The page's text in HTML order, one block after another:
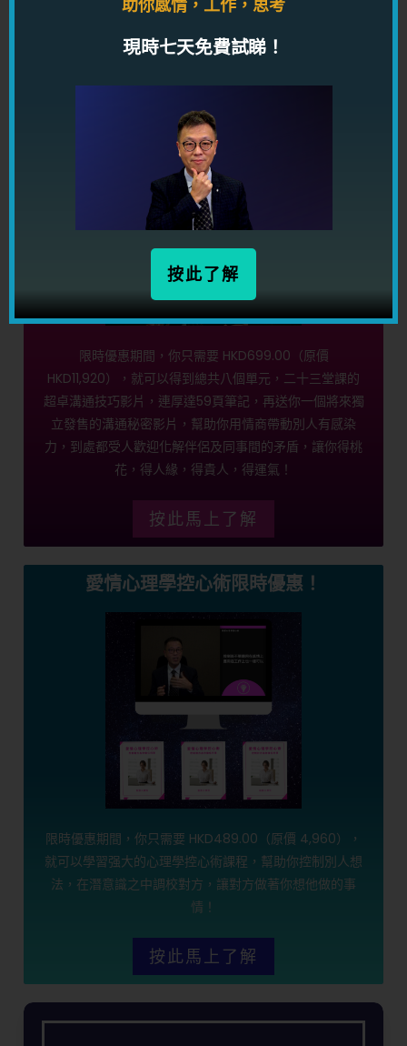
【高情商溝通術】現
正推出！
限時優惠期間再送溝通秘密課程！
限時優惠期間，你只需要 HKD699.00（原價
HKD11,920），就可以得到總共八個單元，二十三堂課的
超卓溝通技巧影片，連厚達59頁筆記，再送你一個將來獨
立發售的溝通秘密影片，幫助你用情商帶動別人有感染
力，到處都受人歡迎化解伴侶及同事間的矛盾，讓你得桃
花，得人緣，得貴人，得運氣！
按此馬上了解
愛情心理學控心術限時優惠！
限時優惠期間，你只需要 HKD489.00（原價 4,960），
就可以學習强大的心理學控心術課程，幫助你控制別人想
法，在潛意識之中調校對方，讓對方做著你想他做的事
情！
按此馬上了解
助你感情，工作，思考
現時七天免費試睇！
按此了解